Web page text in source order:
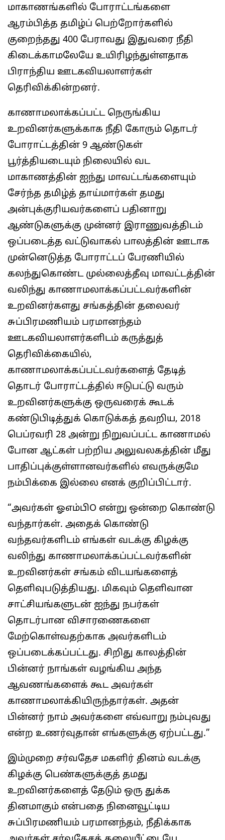
மாகாணங்களில் போராட்டங்களை
ஆரம்பித்த தமிழ்ப் பெற்றோர்களில்
குறைந்தது 400 பேராவது இதுவரை நீதி
கிடைக்காமலேயே உயிரிழந்துள்ளதாக
பிராந்திய ஊடகவியலாளர்கள்
தெரிவிக்கின்றனர்.
காணாமலாக்கப்பட்ட நெருங்கிய
உறவினர்களுக்காக நீதி கோரும் தொடர்
போராட்டத்தின் 9 ஆண்டுகள்
பூர்த்தியடையும் நிலையில் வட
மாகாணத்தின் ஐந்து மாவட்டங்களையும்
சேர்ந்த தமிழ்த் தாய்மார்கள் தமது
அன்புக்குரியவர்களைப் பதினாறு
ஆண்டுகளுக்கு முன்னர் இராணுவத்திடம்
ஒப்படைத்த வட்டுவாகல் பாலத்தின் ஊடாக
முன்னெடுத்த போராட்டப் பேரணியில்
கலந்துகொண்ட முல்லைத்தீவு மாவட்டத்தின்
வலிந்து காணாமலாக்கப்பட்டவர்களின்
உறவினர்களது சங்கத்தின் தலைவர்
சுப்பிரமணியம் பரமானந்தம்
ஊடகவியலாளர்களிடம் கருத்துத்
தெரிவிக்கையில்,
காணாமலாக்கப்பட்டவர்களைத் தேடித்
தொடர் போராட்டத்தில் ஈடுபட்டு வரும்
உறவினர்களுக்கு ஒருவரைக் கூடக்
கண்டுபிடித்துக் கொடுக்கத் தவறிய, 2018
பெப்ரவரி 28 அன்று நிறுவப்பட்ட காணாமல்
போன ஆட்கள் பற்றிய அலுவலகத்தின் மீது
பாதிப்புக்குள்ளானவர்களில் எவருக்குமே
நம்பிக்கை இல்லை எனக் குறிப்பிட்டார்.
“அவர்கள் ஓஎம்பிO என்று ஒன்றை கொண்டு
வந்தார்கள். அதைக் கொண்டு
வந்தவர்களிடம் எங்கள் வடக்கு கிழக்கு
வலிந்து காணாமலாக்கப்பட்டவர்களின்
உறவினர்கள் சங்கம் விடயங்களைத்
தெளிவுபடுத்தியது. மிகவும் தெளிவான
சாட்சியங்களுடன் ஐந்து நபர்கள்
தொடர்பான விசாரணைகளை
மேற்கொள்வதற்காக அவர்களிடம்
ஒப்படைக்கப்பட்டது. சிறிது காலத்தின்
பின்னர் நாங்கள் வழங்கிய அந்த
ஆவணங்களைக் கூட அவர்கள்
காணாமலாக்கியிருந்தார்கள். அதன்
பின்னர் நாம் அவர்களை எவ்வாறு நம்புவது
என்ற உணர்வுதான் எங்களுக்கு ஏற்பட்டது.”
இம்முறை சர்வதேச மகளிர் தினம் வடக்கு
கிழக்கு பெண்களுக்குத் தமது
உறவினர்களைத் தேடும் ஒரு துக்க
தினமாகும் என்பதை நினைவூட்டிய
சுப்பிரமணியம் பரமானந்தம், நீதிக்காக